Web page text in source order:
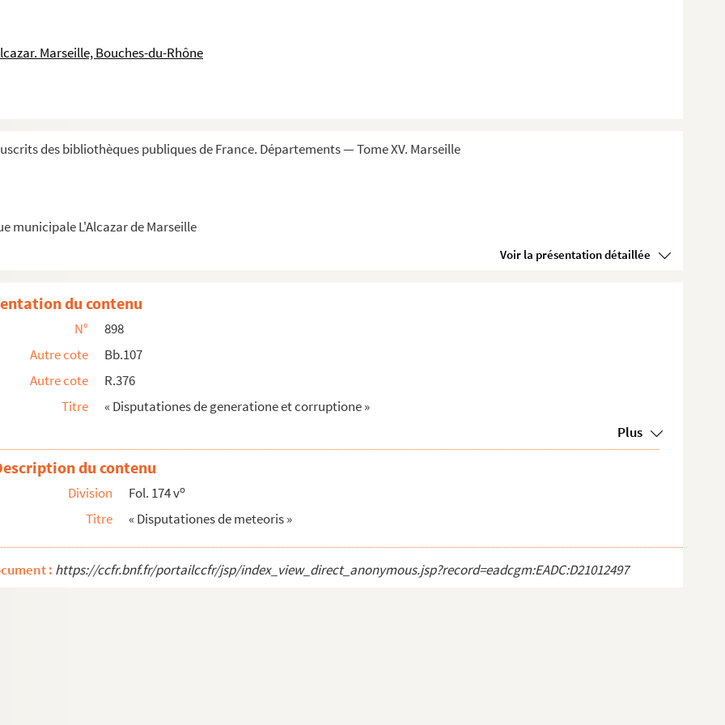
Marseille, Bouches-du-Rhône
des bibliothèques publiques de France. Départements — Tome XV. Marseille
municipale L'Alcazar de Marseille
Voir la présentation détaillée
subtilium principis Joannis Duns Sco...
pars, in qua de corpore naturali in communi,...
de corpore naturali in communi »
»
Deux volumes, le premier finissant par la récl...
Figures astronomiques aux fol. 336,...
»
sublunarium corporum, quintus dictus ...
sub R. P. Pezenas collectus. Aquis ...
à la plume
» — Figures à la plume
et à la fin du manuscrit, qui comme...
commence immédiatement, au fol. 1, ...
baccalaureo theologo, et regio philo...
du contenu
N°
898
Autre cote
Bb.107
Autre cote
R.376
Titre
« Disputationes de generatione et corruptione »
Plus
du contenu
Division Fol. 174 vo
Titre « Disputationes de meteoris »
: https://ccfr.bnf.fr/portailccfr/jsp/index_view_direct_anonymous.jsp?record=eadcgm:EADC:D21012497